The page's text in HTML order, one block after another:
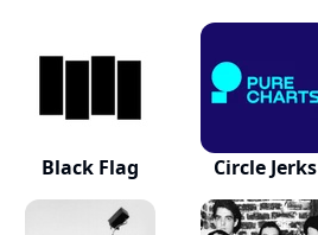
Black Flag Circle Jerks